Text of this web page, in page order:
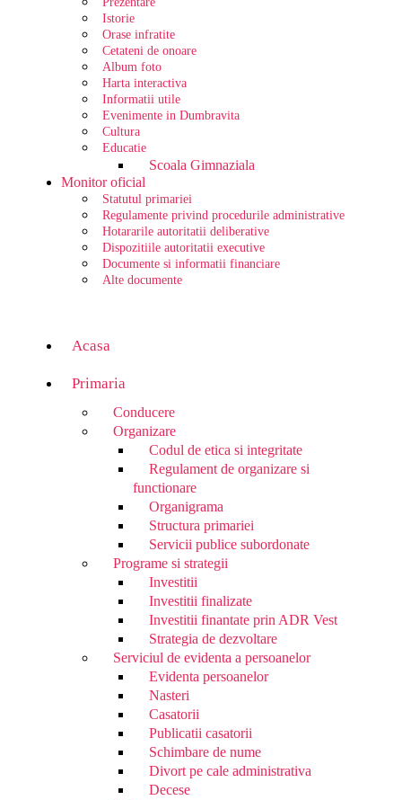
Istorie
Orase infratite
Cetateni de onoare
Album foto
Harta interactiva
Informatii utile
Evenimente in Dumbravita
Cultura
Educatie
Scoala Gimnaziala
Monitor oficial
Statutul primariei
Regulamente privind procedurile administrative
Hotararile autoritatii deliberative
Dispozitiile autoritatii executive
Documente si informatii financiare
Alte documente
Acasa
Primaria
Conducere
Organizare
Codul de etica si integritate
Regulament de organizare si
functionare
Organigrama
Structura primariei
Servicii publice subordonate
Programe si strategii
Investitii
Investitii finalizate
Investitii finantate prin ADR Vest
Strategia de dezvoltare
Serviciul de evidenta a persoanelor
Evidenta persoanelor
Nasteri
Casatorii
Publicatii casatorii
Schimbare de nume
Divort pe cale administrativa
Decese